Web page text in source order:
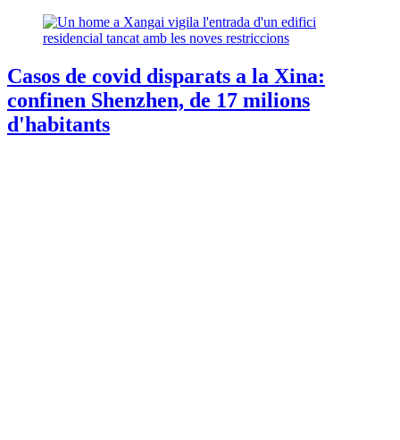
Casos de covid disparats a la Xina:
confinen Shenzhen, de 17 milions
d'habitants